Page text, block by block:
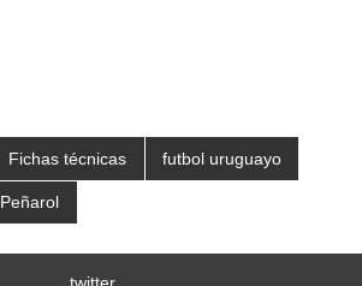
Fichas técnicas futbol uruguayo
Peñarol